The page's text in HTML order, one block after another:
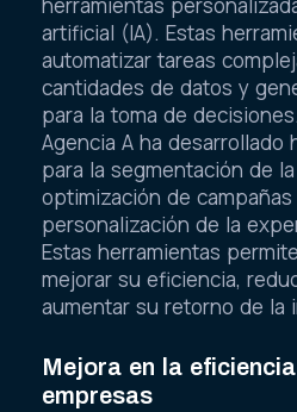
herramientas
artificial (IA). Estas
automatizar tareas
cantidades de datos y
para la toma de
Agencia A ha desarrollado
para la segmentación de
optimización de
personalización de la
Estas herramientas
mejorar su eficiencia,
aumentar su retorno de la
Mejora en la
empresas